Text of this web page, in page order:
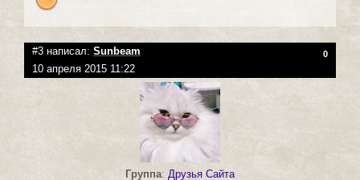
#3 написал: Sunbeam 0
10 апреля 2015 11:22
Группа: Друзья Сайта